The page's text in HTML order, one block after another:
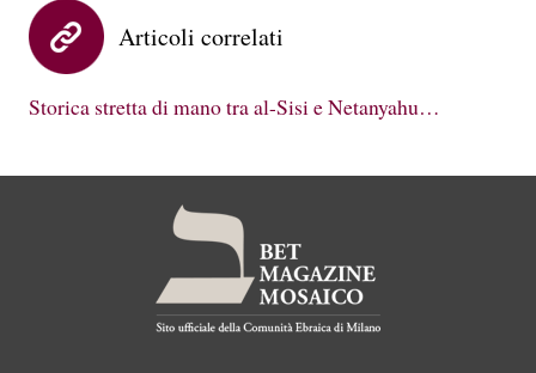
Articoli correlati
Storica stretta di mano tra al-Sisi e Netanyahu…